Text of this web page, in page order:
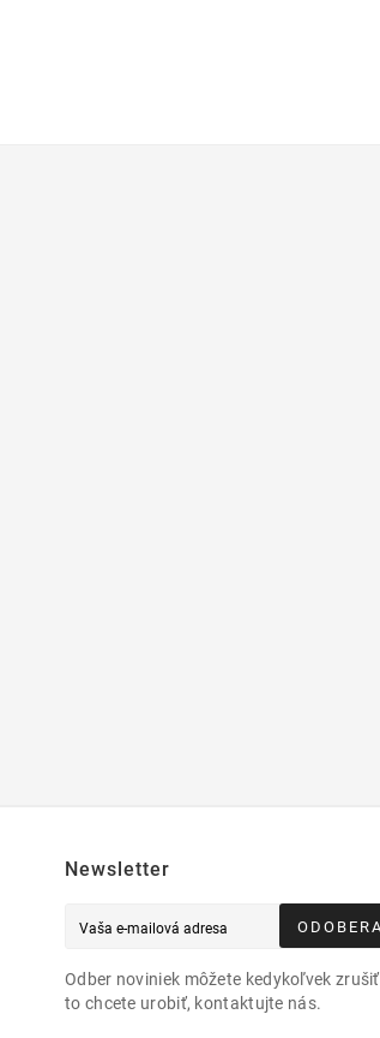
Newsletter
Odber noviniek môžete kedykoľvek
to chcete urobiť, kontaktujte nás.